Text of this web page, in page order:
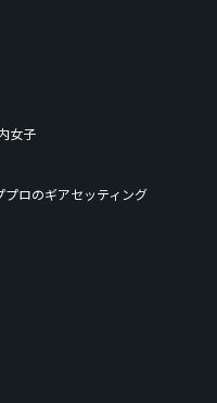
女子
プロのギアセッティング